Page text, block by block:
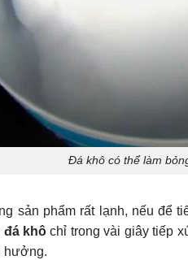
Đá khô có thể làm
sản phẩm rất lạnh, nếu để
đá khôchỉ trong vài giây tiếp
hưởng.